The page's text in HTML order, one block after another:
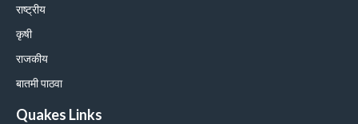
राष्ट्रीय
कृषी
राजकीय
बातमी पाठवा
Quakes Links